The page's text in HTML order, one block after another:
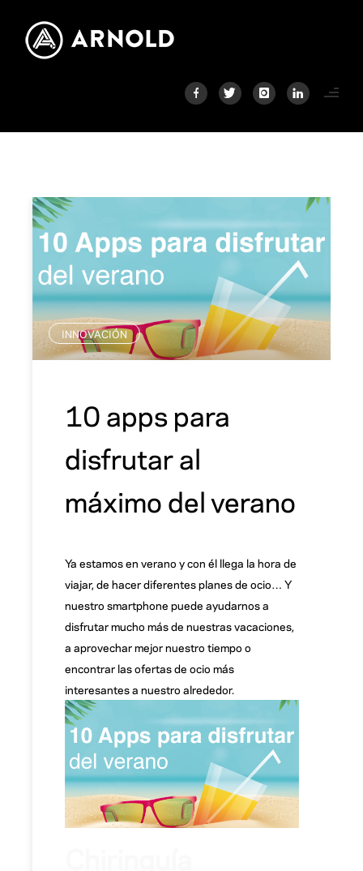
INNOVACIÓN
10 apps para
disfrutar al
máximo del verano
Ya estamos en verano y con él llega la hora de
viajar, de hacer diferentes planes de ocio… Y
nuestro smartphone puede ayudarnos a
disfrutar mucho más de nuestras vacaciones,
a aprovechar mejor nuestro tiempo o
encontrar las ofertas de ocio más
interesantes a nuestro alrededor.